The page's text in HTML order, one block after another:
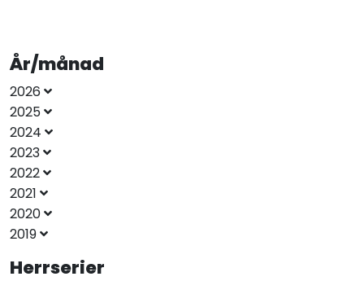
År/månad
2026
2025
2024
2023
2022
2021
2020
2019
Herrserier